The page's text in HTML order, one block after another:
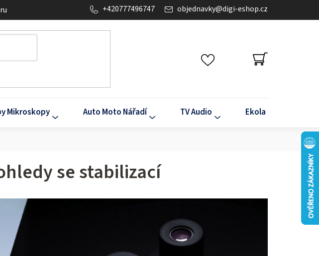
objednavky@digi-eshop.cz
+420777496747
NÁKUPNÍ
KOŠÍK
Mikroskopy Auto Moto Nářadí TV Audio Ekola
se stabilizací